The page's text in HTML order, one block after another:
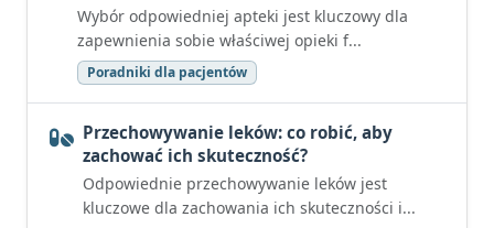
Wybór odpowiedniej apteki jest kluczowy dla
zapewnienia sobie właściwej opieki f...
Poradniki dla pacjentów
Przechowywanie leków: co robić, aby
zachować ich skuteczność?
Odpowiednie przechowywanie leków jest
kluczowe dla zachowania ich skuteczności i...